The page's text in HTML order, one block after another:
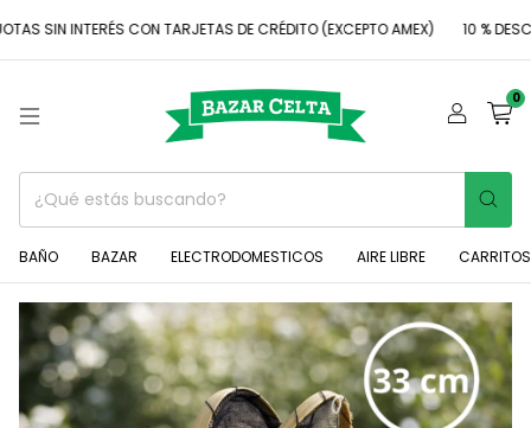
SIN INTERÉS CON TARJETAS DE CRÉDITO (EXCEPTO AMEX) 10 %
0
BAÑO BAZAR ELECTRODOMESTICOS AIRE LIBRE